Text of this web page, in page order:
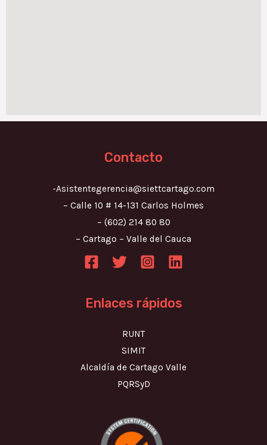
Contacto
-Asistentegerencia@siettcartago.com
– Calle 10 # 14-131 Carlos Holmes
– (602) 214 80 80
– Cartago – Valle del Cauca
Enlaces rápidos
RUNT
SIMIT
Alcaldía de Cartago Valle
PQRSyD